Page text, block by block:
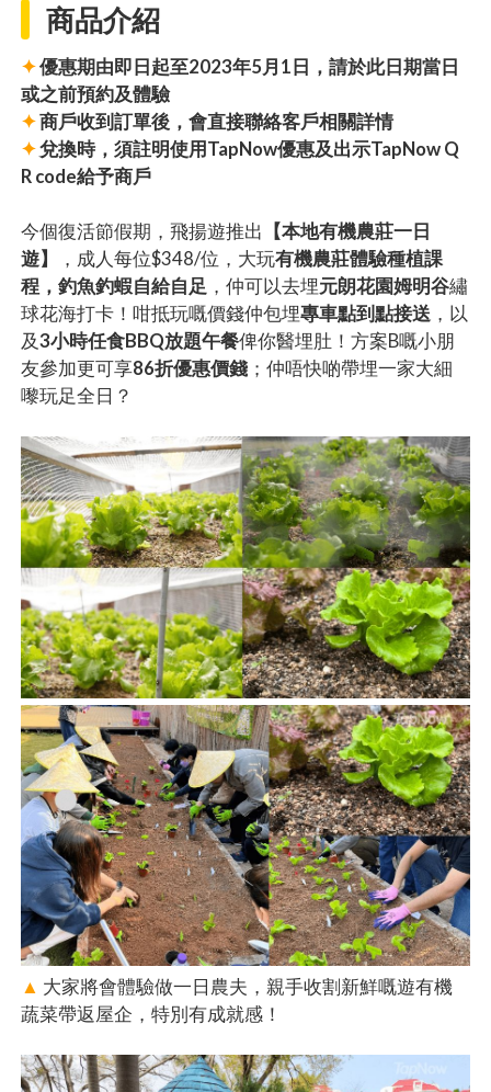
商品介紹
✦優惠期由即日起至2023年5月1日，請於此日期當日
或之前預約及體驗
✦商戶收到訂單後，會直接聯絡客戶相關詳情
✦兌換時，須註明使用TapNow優惠及出示TapNow Q
R code給予商戶
今個復活節假期，飛揚遊推出
【本地有機農莊一日
遊】
，成人每位$348/位，大玩有機農莊體驗種植課
程，釣魚釣蝦自給自足 ，仲可以去埋元朗花園姆明谷繡
球花海打卡！咁抵玩嘅價錢仲包埋專車點到點接送 ，以
及3小時任食BBQ放題午餐俾你醫埋肚！方案B嘅小朋
友參加更可享86折優惠價錢 ；仲唔快啲帶埋一家大細
嚟玩足全日？
▲ 大家將會體驗做一日農夫，親手收割新鮮嘅遊有機
蔬菜帶返屋企，特別有成就感！